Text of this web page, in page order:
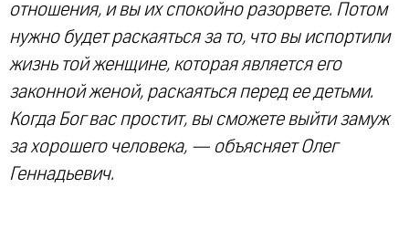
отношения, и вы их спокойно разорвете. Потом
нужно будет раскаяться за то, что вы испортили
жизнь той женщине, которая является его
законной женой, раскаяться перед ее детьми.
Когда Бог вас простит, вы сможете выйти замуж
за хорошего человека, — объясняет Олег
Геннадьевич.